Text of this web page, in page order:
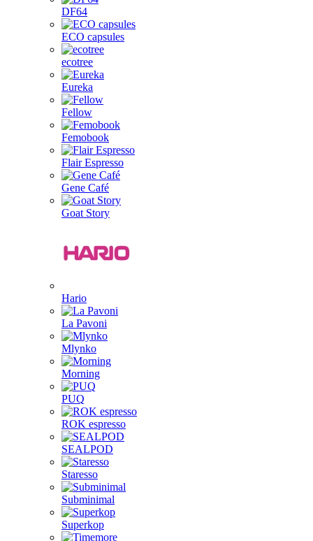
DF64
ECO capsules
ecotree
Eureka
Fellow
Femobook
Flair Espresso
Gene Café
Goat Story
Hario
La Pavoni
Mlynko
Morning
PUQ
ROK espresso
SEALPOD
Staresso
Subminimal
Superkop